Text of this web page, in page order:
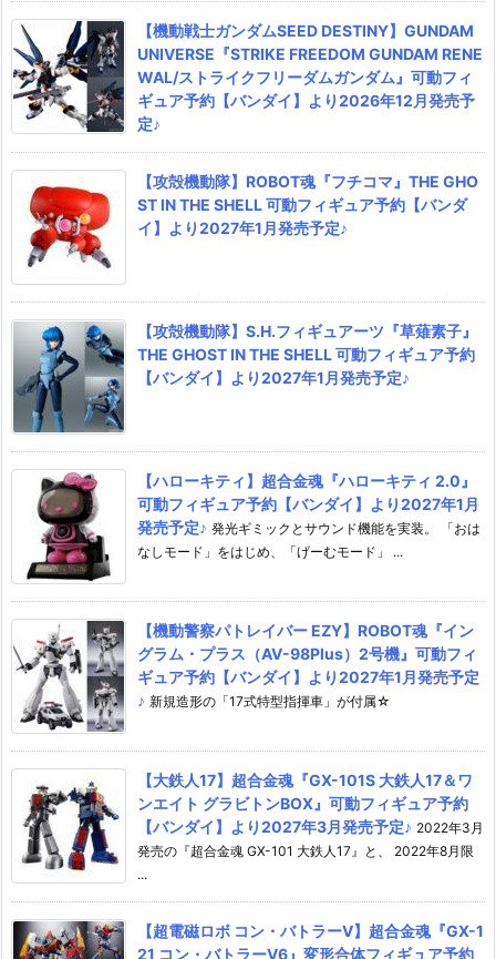
【機動戦士ガンダムSEED DESTINY】GUNDAM
UNIVERSE『STRIKE FREEDOM GUNDAM RENE
WAL/ストライクフリーダムガンダム』可動フィ
ギュア予約【バンダイ】より2026年12月発売予
定♪
【攻殻機動隊】ROBOT魂『フチコマ』THE GHO
ST IN THE SHELL 可動フィギュア予約【バンダ
イ】より2027年1月発売予定♪
【攻殻機動隊】S.H.フィギュアーツ『草薙素子』
THE GHOST IN THE SHELL 可動フィギュア予約
【バンダイ】より2027年1月発売予定♪
【ハローキティ】超合金魂『ハローキティ 2.0』
可動フィギュア予約【バンダイ】より2027年1月
発売予定♪ 発光ギミックとサウンド機能を実装。 「おは
なしモード」をはじめ、「げーむモード」 ...
【機動警察パトレイバー EZY】ROBOT魂『イン
グラム・プラス（AV-98Plus）2号機』可動フィ
ギュア予約【バンダイ】より2027年1月発売予定
♪ 新規造形の「17式特型指揮車」が付属☆
【大鉄人17】超合金魂『GX-101S 大鉄人17＆ワ
ンエイト グラビトンBOX』可動フィギュア予約
【バンダイ】より2027年3月発売予定♪ 2022年3月
発売の『超合金魂 GX-101 大鉄人17』と、 2022年8月限
...
【超電磁ロボ コン・バトラーV】超合金魂『GX-1
21 コン・バトラーV6』変形合体フィギュア予約